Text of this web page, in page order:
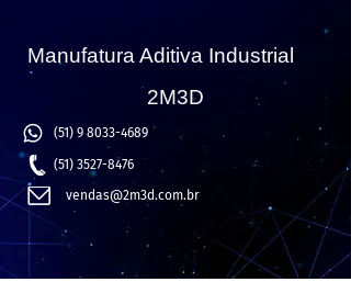
Manufatura Aditiva Industrial
2M3D
(51) 9 8033-4689
(51) 3527-8476
vendas@2m3d.com.br